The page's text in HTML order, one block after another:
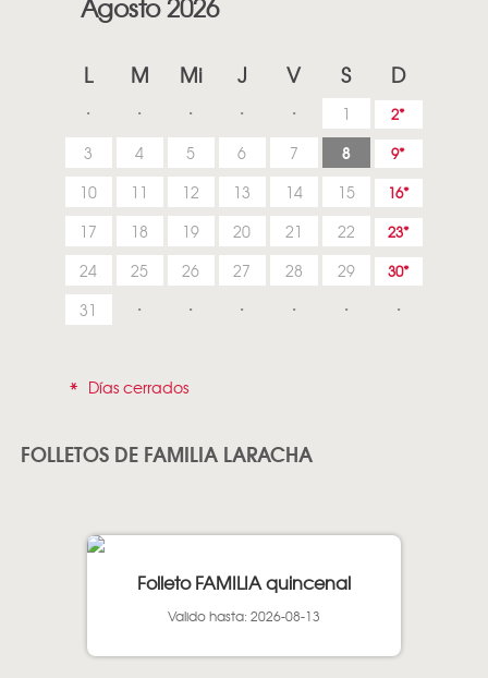
Agosto 2026
L M Mi J V S D
1 2
3 4 5 6 7 8 9
10 11 12 13 14 15 16
17 18 19 20 21 22 23
24 25 26 27 28 29 30
31
* Días cerrados
FOLLETOS DE FAMILIA LARACHA
Folleto FAMILIA quincenal
Valido hasta: 2026-08-13